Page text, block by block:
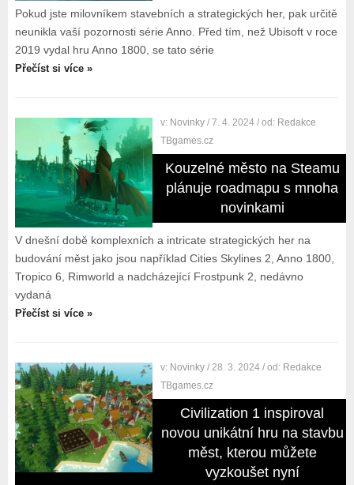
Pokud jste milovníkem stavebních a strategických her, pak určitě
neunikla vaší pozornosti série Anno. Před tím, než Ubisoft v roce
2019 vydal hru Anno 1800, se tato série
Přečíst si více »
v: Novinky / 7. 4. 2024 / od: Redakce
TBgames.cz
Kouzelné město na Steamu
plánuje roadmapu s mnoha
novinkami
V dnešní době komplexních a intricate strategických her na
budování měst jako jsou například Cities Skylines 2, Anno 1800,
Tropico 6, Rimworld a nadcházející Frostpunk 2, nedávno
vydaná
Přečíst si více »
v: Novinky / 28. 3. 2024 / od: Redakce
TBgames.cz
Civilization 1 inspiroval
novou unikátní hru na stavbu
měst, kterou můžete
vyzkoušet nyní